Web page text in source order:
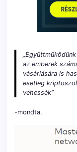
az emberek
vásárlására is
esetleg
vehessék”
-mondta.